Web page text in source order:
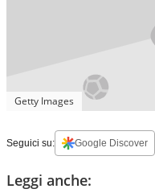
Getty Images
Seguici su: Google Discover
Leggi anche: